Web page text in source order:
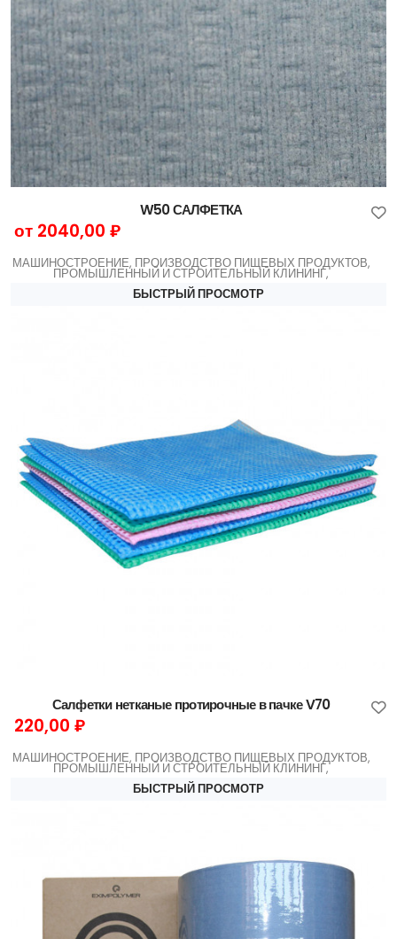
W50 САЛФЕТКА
от 2040,00 ₽
МАШИНОСТРОЕНИЕ, ПРОИЗВОДСТВО ПИЩЕВЫХ ПРОДУКТОВ,
ПРОМЫШЛЕННЫЙ И СТРОИТЕЛЬНЫЙ КЛИНИНГ,
БЫСТРЫЙ ПРОСМОТР
Салфетки нетканые протирочные в пачке V70
220,00 ₽
МАШИНОСТРОЕНИЕ, ПРОИЗВОДСТВО ПИЩЕВЫХ ПРОДУКТОВ,
ПРОМЫШЛЕННЫЙ И СТРОИТЕЛЬНЫЙ КЛИНИНГ,
БЫСТРЫЙ ПРОСМОТР